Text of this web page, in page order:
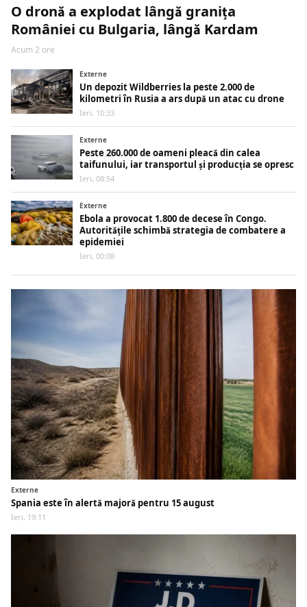
O dronă a explodat lângă granița
României cu Bulgaria, lângă Kardam
Acum 2 ore
Externe
Un depozit Wildberries la peste 2.000 de
kilometri în Rusia a ars după un atac cu drone
Ieri, 10:33
Externe
Peste 260.000 de oameni pleacă din calea
taifunului, iar transportul și producția se opresc
Ieri, 08:54
Externe
Ebola a provocat 1.800 de decese în Congo.
Autoritățile schimbă strategia de combatere a
epidemiei
Ieri, 00:08
Externe
Spania este în alertă majoră pentru 15 august
Ieri, 19:11